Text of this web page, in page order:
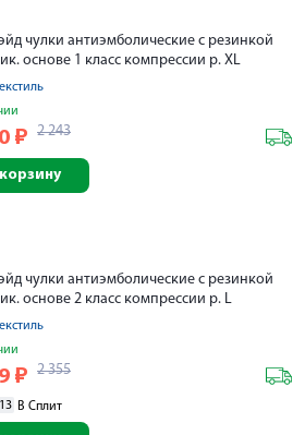
чулки антиэмболические с резинкой
основе 1 класс компрессии р. XL
₽ 2 243
чулки антиэмболические с резинкой
основе 2 класс компрессии р. L
₽ 2 355
В Сплит